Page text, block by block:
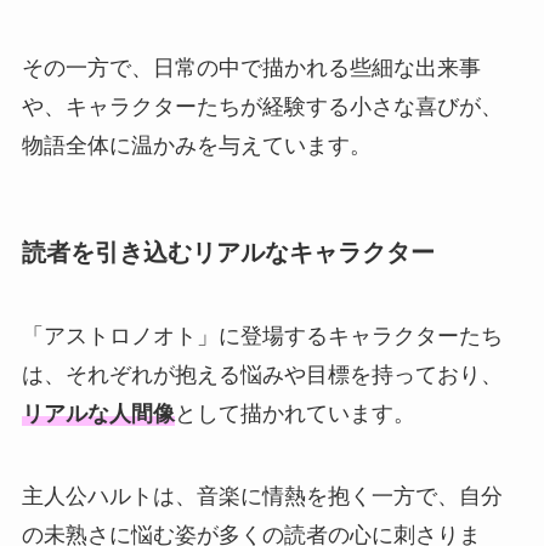
その一方で、日常の中で描かれる些細な出来事
や、キャラクターたちが経験する小さな喜びが、
物語全体に温かみを与えています。
読者を引き込むリアルなキャラクター
「アストロノオト」に登場するキャラクターたち
は、それぞれが抱える悩みや目標を持っており、
リアルな人間像として描かれています。
主人公ハルトは、音楽に情熱を抱く一方で、自分
の未熟さに悩む姿が多くの読者の心に刺さりま